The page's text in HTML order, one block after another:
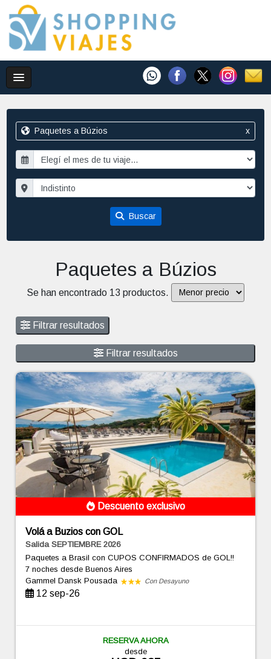
Paquetes a Búzios x
Buscar
Paquetes a Búzios
Se han encontrado 13 productos.
Filtrar resultados
Filtrar resultados
Descuento exclusivo
Volá a Buzios con GOL
Salida SEPTIEMBRE 2026
Paquetes a Brasil con CUPOS CONFIRMADOS de GOL!!
7 nochesdesde Buenos Aires
Gammel Dansk Pousada
Con Desayuno
12 sep-26
RESERVA AHORA
desde